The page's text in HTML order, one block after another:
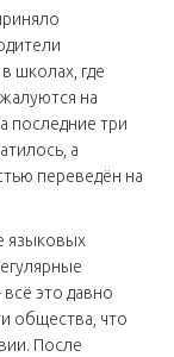
школах, где
на
последние три
а
переведён на
языковых
это давно
общества, что
После